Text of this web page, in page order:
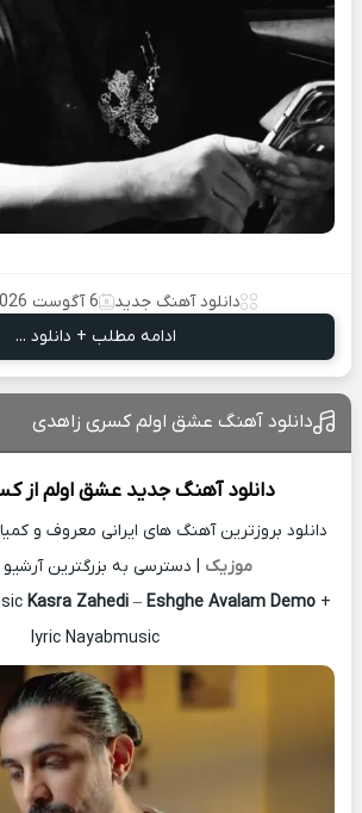
دانلود آهنگ جدید 6 آگوست 2026
ادامه مطلب + دانلود ...
دانلود آهنگ عشق اولم کسری زاهدی
دانلود آهنگ جدید عشق اولم از
دانلود بروزترین آهنگ های ایرانی معروف و
موزیک | دسترسی به بزرگترین
Kasra Zahedi – Eshghe Avalam Demo +
lyric Nayabmusic